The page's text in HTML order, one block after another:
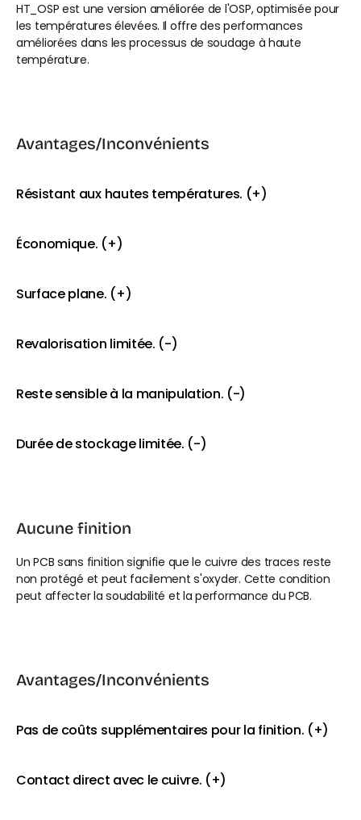
HT_OSP est une version améliorée de l'OSP, optimisée pour
les températures élevées. Il offre des performances
améliorées dans les processus de soudage à haute
température.
Avantages/Inconvénients
Résistant aux hautes températures. (+)
Économique. (+)
Surface plane. (+)
Revalorisation limitée. (-)
Reste sensible à la manipulation. (-)
Durée de stockage limitée. (-)
Aucune finition
Un PCB sans finition signifie que le cuivre des traces reste
non protégé et peut facilement s'oxyder. Cette condition
peut affecter la soudabilité et la performance du PCB.
Avantages/Inconvénients
Pas de coûts supplémentaires pour la finition. (+)
Contact direct avec le cuivre. (+)